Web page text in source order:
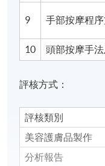
9 手部按摩程
10
頭部按摩手
評核方式：
評核類別
美容護膚品製作
分析報告